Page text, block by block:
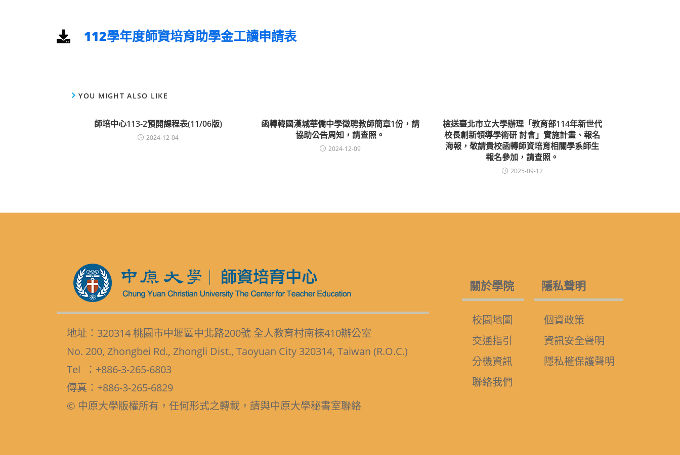
112學年度師資培育助學金工讀申請表
YOU MIGHT ALSO LIKE
師培中心113-2預開課程表(11/06版)
2024-12-04
函轉韓國漢城華僑中學徵聘教師簡章1份，請
協助公告周知，請查照。
2024-12-09
檢送臺北市立大學辦理「教育部114年新世代
校長創新領導學術研 討會」實施計畫、報名
海報，敬請貴校函轉師資培育相關學系師生
報名參加，請查照。
2025-09-12
地址：320314 桃園市中壢區中北路200號 全人教育村南棟410辦公室
No. 200, Zhongbei Rd., Zhongli Dist., Taoyuan City 320314, Taiwan (R.O.C.)
Tel ：+886-3-265-6803
傳真：+886-3-265-6829
© 中原大學版權所有，任何形式之轉載，請與中原大學秘書室聯絡
關於學院
校園地圖
交通指引
分機資訊
聯絡我們
隱私聲明
個資政策
資訊安全聲明
隱私權保護聲明